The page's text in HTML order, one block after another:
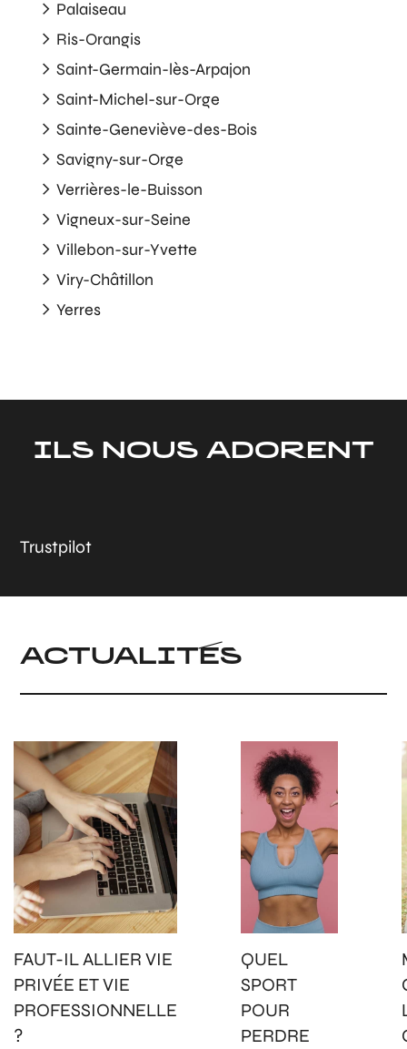
Palaiseau
Ris-Orangis
Saint-Germain-lès-Arpajon
Saint-Michel-sur-Orge
Sainte-Geneviève-des-Bois
Savigny-sur-Orge
Verrières-le-Buisson
Vigneux-sur-Seine
Villebon-sur-Yvette
Viry-Châtillon
Yerres
ILS NOUS ADORENT
Trustpilot
ACTUALITÉS
FAUT-IL ALLIER VIE
PRIVÉE ET VIE
PROFESSIONNELLE
?
QUEL
SPORT
POUR
PERDRE